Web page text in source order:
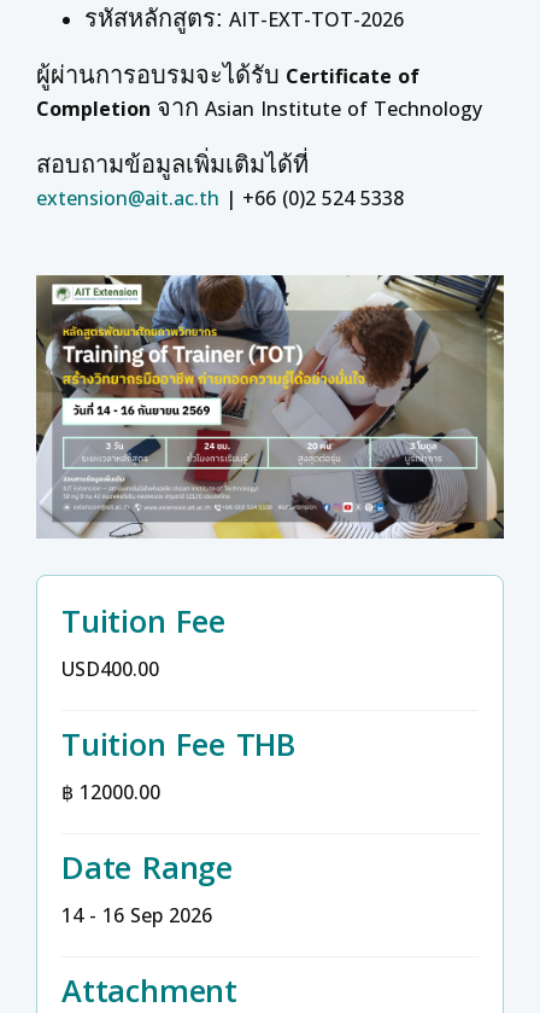
รหัสหลักสูตร: AIT-EXT-TOT-2026
ผู้ผ่านการอบรมจะได้รับ Certificate of
Completion จาก Asian Institute of Technology
สอบถามข้อมูลเพิ่มเติมได้ที่
extension@ait.ac.th | +66 (0)2 524 5338
Tuition Fee
USD400.00
Tuition Fee THB
฿ 12000.00
Date Range
14 - 16 Sep 2026
Attachment